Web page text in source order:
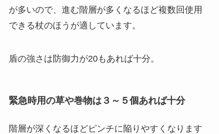
が多いので、進む階層が多くなるほど複数回使用
できる杖のほうが適しています。
盾の強さは防御力が20もあれば十分。
緊急時用の草や巻物は３～５個あれば十分
階層が深くなるほどピンチに陥りやすくなります